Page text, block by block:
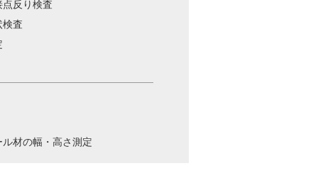
反り検査
検査
材の幅・高さ測定